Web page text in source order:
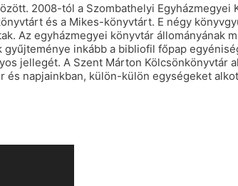
2008-tól a Szombathelyi Egyházmegyei
és a Mikes-könyvtárt. E négy
Az egyházmegyei könyvtár állományának
inkább a bibliofil főpap
jellegét. A Szent Márton Kölcsönkönyvtár
napjainkban, külön-külön egységeket